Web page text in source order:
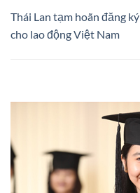
Thái Lan tạm hoãn đăng ký
cho lao động Việt Nam